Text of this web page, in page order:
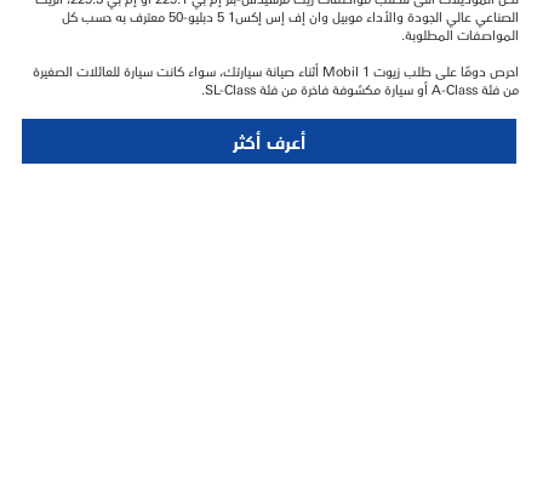
الصناعي عالي الجودة والأداء موبيل وان إف إس إكس1 5 دبليو-50 معترف به حسب كل
المواصفات المطلوبة.
احرص دومًا على طلب زيوت Mobil 1 أثناء صيانة سيارتك، سواء كانت سيارة للعائلات الصغيرة
من فئة A-Class أو سيارة مكشوفة فاخرة من فئة SL-Class.
أعرف أكثر